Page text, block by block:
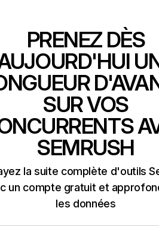
PRENEZ DÈS
SUR VOS
SEMRUSH
la suite complète d'outils
un compte gratuit et
les données